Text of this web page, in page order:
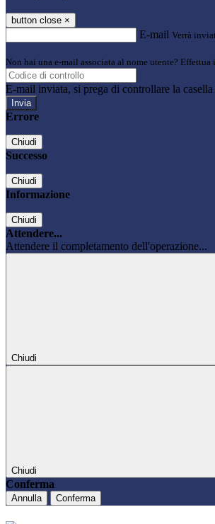
button close ×
E-mail Verrà
Non hai una e-mail associata al nome utente?
E-mail inviata, si prega di controllare la
Errore
Chiudi
Successo
Chiudi
Informazione
Chiudi
Attendere...
Attendere il completamento dell'operazione...
Chiudi
Chiudi
Conferma
Annulla Conferma